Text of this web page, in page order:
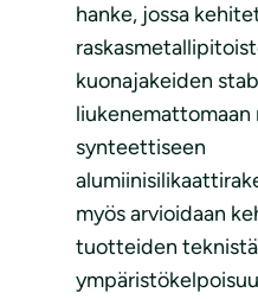
hanke, jossa
kuonajakeiden
liukenemattomaan
synteettiseen
myös arvioidaan
tuotteiden